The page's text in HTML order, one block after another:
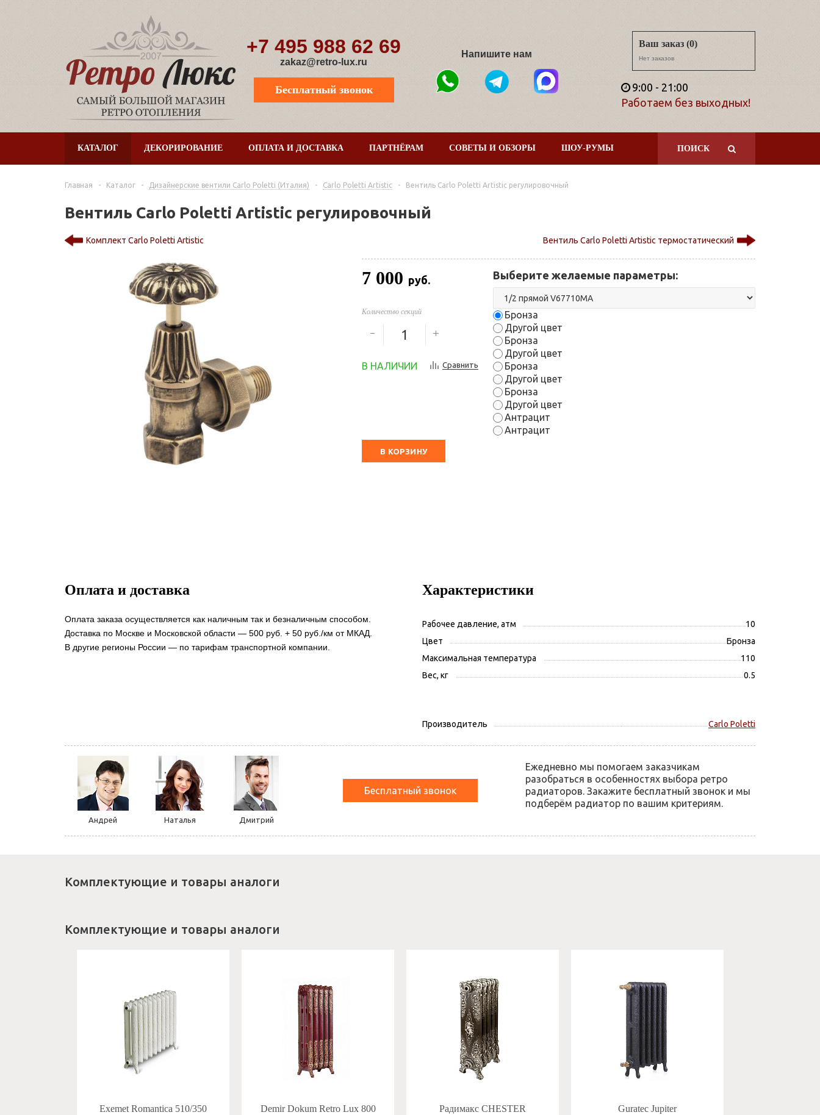
+7 495 988 62 69
zakaz@retro-lux.ru
Бесплатный звонок
Напишите нам
Ваш заказ (0)
Нет заказов
9:00 - 21:00
Работаем без выходных!
ПОИСК
КАТАЛОГ ДЕКОРИРОВАНИЕ ОПЛАТА И ДОСТАВКА ПАРТНЁРАМ СОВЕТЫ И ОБЗОРЫ ШОУ-РУМЫ
Главная - Каталог - Дизайнерские вентили Сarlo Poletti (Италия) - Carlo Poletti Artistic - Вентиль Carlo Poletti Artistic регулировочный
Вентиль Carlo Poletti Artistic регулировочный
Комплект Carlo Poletti Artistic Вентиль Carlo Poletti Artistic термостатический
7 000 руб.
Количество секций
В НАЛИЧИИ Сравнить
Выберите желаемые параметры:
Бронза
Другой цвет
Бронза
Другой цвет
Бронза
Другой цвет
Бронза
Другой цвет
Антрацит
Антрацит
В КОРЗИНУ
Оплата и доставка
Оплата заказа осуществляется как наличным так и безналичным способом.
Доставка по Москве и Московской области — 500 руб. + 50 руб./км от МКАД.
В другие регионы России — по тарифам транспортной компании.
Характеристики
Рабочее давление, атм
10
Цвет
Бронза
Максимальная температура
110
Вес, кг
0.5
Производитель Carlo Poletti
Андрей Наталья Дмитрий
Бесплатный звонок
Ежедневно мы помогаем заказчикам
разобраться в особенностях выбора ретро
радиаторов. Закажите бесплатный звонок и мы
подберём радиатор по вашим критериям.
Комплектующие и товары аналоги
Комплектующие и товары аналоги
Exemet Romantica 510/350 Demir Dokum Retro Lux 800 Радимакс CHESTER Guratec Jupiter